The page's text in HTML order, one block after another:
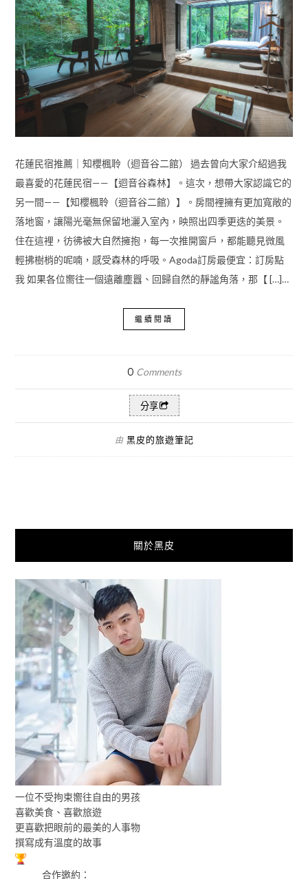
花蓮民宿推薦｜知櫻楓聆（迴音谷二館） 過去曾向大家介紹過我
最喜愛的花蓮民宿——【迴音谷森林】。這次，想帶大家認識它的
另一間——【知櫻楓聆（迴音谷二館）】。房間裡擁有更加寬敞的
落地窗，讓陽光毫無保留地灑入室內，映照出四季更迭的美景。
住在這裡，彷彿被大自然擁抱，每一次推開窗戶，都能聽見微風
輕拂樹梢的呢喃，感受森林的呼吸。Agoda訂房最便宜：訂房點
我 如果各位嚮往一個遠離塵囂、回歸自然的靜謐角落，那【 […]…
繼續閱讀
0 Comments
分享
由 黑皮的旅遊筆記
關於黑皮
一位不受拘束嚮往自由的男孩
喜歡美食、喜歡旅遊
更喜歡把眼前的最美的人事物
撰寫成有溫度的故事
合作邀約：